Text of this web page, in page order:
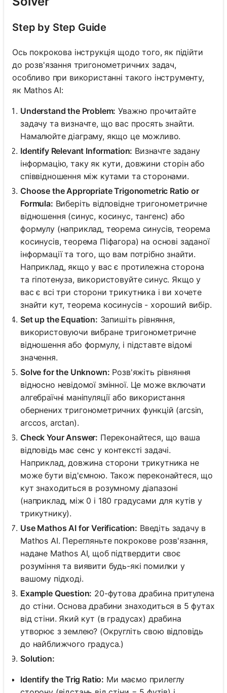
Step by Step Guide
Ось покрокова інструкція щодо того, як підійти
до розв'язання тригонометричних задач,
особливо при використанні такого інструменту,
як Mathos AI:
Understand the Problem: Уважно прочитайте
задачу та визначте, що вас просять знайти.
Намалюйте діаграму, якщо це можливо.
Identify Relevant Information: Визначте задану
інформацію, таку як кути, довжини сторін або
співвідношення між кутами та сторонами.
Choose the Appropriate Trigonometric Ratio or
Formula: Виберіть відповідне тригонометричне
відношення (синус, косинус, тангенс) або
формулу (наприклад, теорема синусів, теорема
косинусів, теорема Піфагора) на основі заданої
інформації та того, що вам потрібно знайти.
Наприклад, якщо у вас є протилежна сторона
та гіпотенуза, використовуйте синус. Якщо у
вас є всі три сторони трикутника і ви хочете
знайти кут, теорема косинусів - хороший вибір.
Set up the Equation: Запишіть рівняння,
використовуючи вибране тригонометричне
відношення або формулу, і підставте відомі
значення.
Solve for the Unknown: Розв'яжіть рівняння
відносно невідомої змінної. Це може включати
алгебраїчні маніпуляції або використання
обернених тригонометричних функцій (arcsin,
arccos, arctan).
Check Your Answer: Переконайтеся, що ваша
відповідь має сенс у контексті задачі.
Наприклад, довжина сторони трикутника не
може бути від'ємною. Також переконайтеся, що
кут знаходиться в розумному діапазоні
(наприклад, між 0 і 180 градусами для кутів у
трикутнику).
Use Mathos AI for Verification: Введіть задачу в
Mathos AI. Перегляньте покрокове розв'язання,
надане Mathos AI, щоб підтвердити своє
розуміння та виявити будь-які помилки у
вашому підході.
Example Question: 20-футова драбина притулена
до стіни. Основа драбини знаходиться в 5 футах
від стіни. Який кут (в градусах) драбина
утворює з землею? (Округліть свою відповідь
до найближчого градуса.)
Solution:
Identify the Trig Ratio: Ми маємо прилеглу